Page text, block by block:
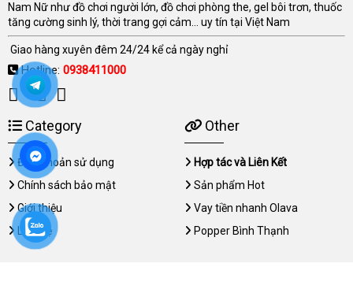
Nam Nữ như đồ chơi người lớn, đồ chơi phòng the, gel bôi trơn, thuốc
tăng cường sinh lý, thời trang gợi cảm... uy tín tại Việt Nam
Giao hàng xuyên đêm 24/24 kể cả ngày nghỉ
Hotline: 0938411000
Category
Điều khoản sử dụng
Chính sách bảo mật
Giới thiệu
Liên hệ
Other
Hợp tác và Liên Kết
Sản phẩm Hot
Vay tiền nhanh Olava
Popper Bình Thạnh